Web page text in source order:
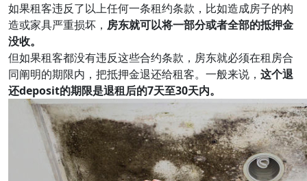
如果租客违反了以上任何一条租约条款，比如造成房子的构
造或家具严重损坏， 房东就可以将一部分或者全部的抵押金
没收。
但如果租客都没有违反这些合约条款，房东就必须在租房合
同阐明的期限内，把抵押金退还给租客。一般来说， 这个退
还deposit的期限是退租后的7天至30天内。